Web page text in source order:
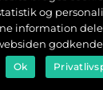
och
En
og
information
Ok